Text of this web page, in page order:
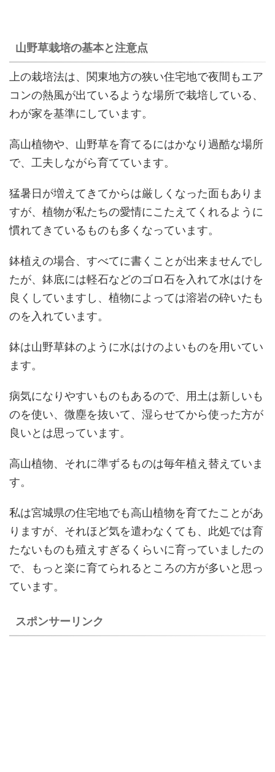
山野草栽培の基本と注意点
上の栽培法は、関東地方の狭い住宅地で夜間もエア
コンの熱風が出ているような場所で栽培している、
わが家を基準にしています。
高山植物や、山野草を育てるにはかなり過酷な場所
で、工夫しながら育てています。
猛暑日が増えてきてからは厳しくなった面もありま
すが、植物が私たちの愛情にこたえてくれるように
慣れてきているものも多くなっています。
鉢植えの場合、すべてに書くことが出来ませんでし
たが、鉢底には軽石などのゴロ石を入れて水はけを
良くしていますし、植物によっては溶岩の砕いたも
のを入れています。
鉢は山野草鉢のように水はけのよいものを用いてい
ます。
病気になりやすいものもあるので、用土は新しいも
のを使い、微塵を抜いて、湿らせてから使った方が
良いとは思っています。
高山植物、それに準ずるものは毎年植え替えていま
す。
私は宮城県の住宅地でも高山植物を育てたことがあ
りますが、それほど気を遣わなくても、此処では育
たないものも殖えすぎるくらいに育っていましたの
で、もっと楽に育てられるところの方が多いと思っ
ています。
スポンサーリンク